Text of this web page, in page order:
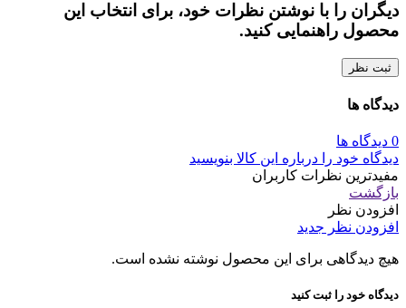
دیگران را با نوشتن نظرات خود، برای انتخاب این
محصول راهنمایی کنید.
ثبت نظر
دیدگاه ها
0 دیدگاه ها
دیدگاه خود را درباره این کالا بنویسید
مفیدترین نظرات کاربران
بازگشت
افزودن نظر
افزودن نظر جدید
هیچ دیدگاهی برای این محصول نوشته نشده است.
دیدگاه خود را ثبت کنید